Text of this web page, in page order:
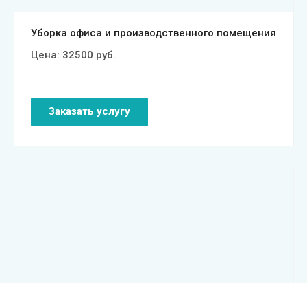
Уборка офиса и производственного помещения
Цена: 32500 руб.
Заказать услугу